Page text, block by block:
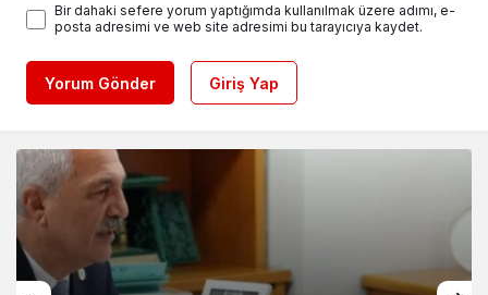
Bir dahaki sefere yorum yaptığımda kullanılmak üzere adımı, e-
posta adresimi ve web site adresimi bu tarayıcıya kaydet.
Yorum Gönder Giriş Yap